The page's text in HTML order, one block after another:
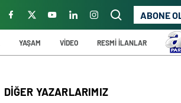
ABONE OL
YAŞAM VİDEO RESMİ İLANLAR
DİĞER YAZARLARIMIZ